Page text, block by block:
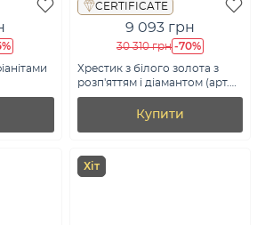
CERTIFICATE
9 093 грн
30 310 грн -70%
Хрестик з білого золота з
розп'яттям і діамантом (арт.
П011175б)
Купити
Хіт